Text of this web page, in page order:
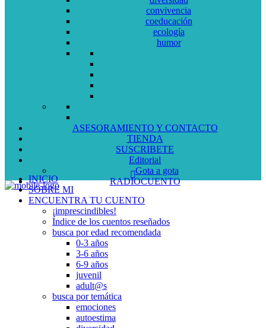
convivencia
coeducación
ecología
humor
ASESORAMIENTO Y CONTACTO
TIENDA
SUSCRIBETE
Editorial
Gota a gota
RADIOCUENTO
INICIO
SOBRE MI
ENCUENTRA TU CUENTO
¡imprescindibles!
Índice de los cuentos reseñados
busca por edad recomendada
0-3 años
3-6 años
6-9 años
juvenil
adult@s
busca por temática
emociones
autoestima